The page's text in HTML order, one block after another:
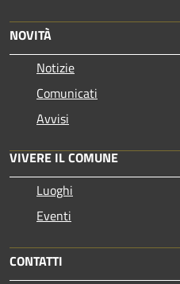
NOVITÀ
Notizie
Comunicati
Avvisi
VIVERE IL COMUNE
Luoghi
Eventi
CONTATTI